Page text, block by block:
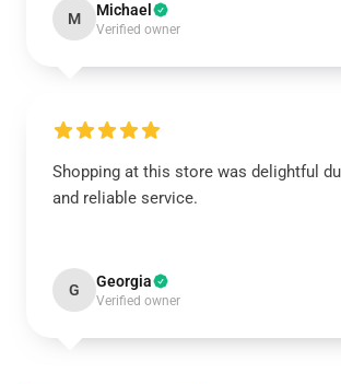
M Michael
Verified owner
Shopping at this store was delightful
and reliable service.
G Georgia
Verified owner